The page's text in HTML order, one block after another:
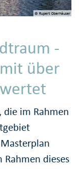
© Rupert Oberhäuser
-
über
im Rahmen
dieses